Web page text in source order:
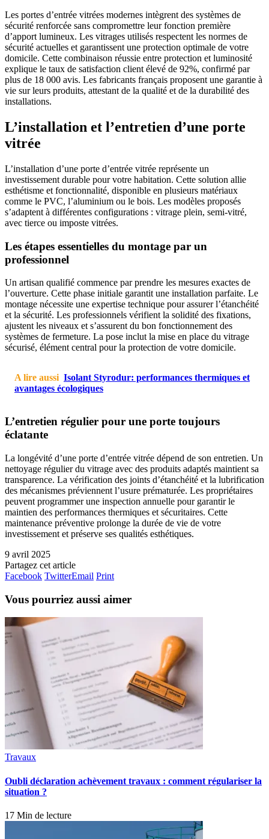
Les portes d’entrée vitrées modernes intègrent des systèmes de
sécurité renforcée sans compromettre leur fonction première
d’apport lumineux. Les vitrages utilisés respectent les normes de
sécurité actuelles et garantissent une protection optimale de votre
domicile. Cette combinaison réussie entre protection et luminosité
explique le taux de satisfaction client élevé de 92%, confirmé par
plus de 18 000 avis. Les fabricants français proposent une garantie à
vie sur leurs produits, attestant de la qualité et de la durabilité des
installations.
L’installation et l’entretien d’une porte
vitrée
L’installation d’une porte d’entrée vitrée représente un
investissement durable pour votre habitation. Cette solution allie
esthétisme et fonctionnalité, disponible en plusieurs matériaux
comme le PVC, l’aluminium ou le bois. Les modèles proposés
s’adaptent à différentes configurations : vitrage plein, semi-vitré,
avec tierce ou imposte vitrées.
Les étapes essentielles du montage par un
professionnel
Un artisan qualifié commence par prendre les mesures exactes de
l’ouverture. Cette phase initiale garantit une installation parfaite. Le
montage nécessite une expertise technique pour assurer l’étanchéité
et la sécurité. Les professionnels vérifient la solidité des fixations,
ajustent les niveaux et s’assurent du bon fonctionnement des
systèmes de fermeture. La pose inclut la mise en place du vitrage
sécurisé, élément central pour la protection de votre domicile.
A lire aussi Isolant Styrodur: performances thermiques et
avantages écologiques
L’entretien régulier pour une porte toujours
éclatante
La longévité d’une porte d’entrée vitrée dépend de son entretien. Un
nettoyage régulier du vitrage avec des produits adaptés maintient sa
transparence. La vérification des joints d’étanchéité et la lubrification
des mécanismes préviennent l’usure prématurée. Les propriétaires
peuvent programmer une inspection annuelle pour garantir le
maintien des performances thermiques et sécuritaires. Cette
maintenance préventive prolonge la durée de vie de votre
investissement et préserve ses qualités esthétiques.
9 avril 2025
Partagez cet article
Facebook TwitterEmail Print
Vous pourriez aussi aimer
Travaux
Oubli déclaration achèvement travaux : comment régulariser la
situation ?
17 Min de lecture